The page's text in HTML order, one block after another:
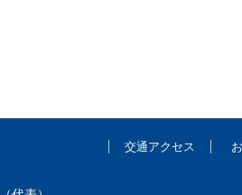
交通アクセス